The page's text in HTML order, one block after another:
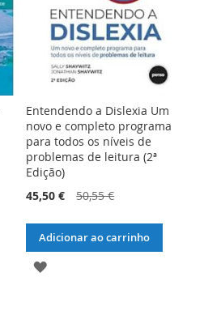
Entendendo a Dislexia Um
novo e completo programa
para todos os níveis de
problemas de leitura (2ª
Edição)
45,50 €
50,55 €
Adicionar ao carrinho
ADICIONAR